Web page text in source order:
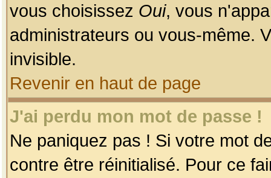
vous choisissez Oui, vous
administrateurs ou vous-même.
invisible.
Revenir en haut de page
J'ai perdu mon mot de passe !
Ne paniquez pas ! Si votre mot
contre être réinitialisé. Pour ce